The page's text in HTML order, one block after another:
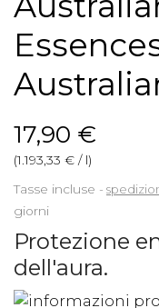
17,90 €
(1.193,33 € / l)
Tasse incluse
giorni
Protezione
dell'aura.